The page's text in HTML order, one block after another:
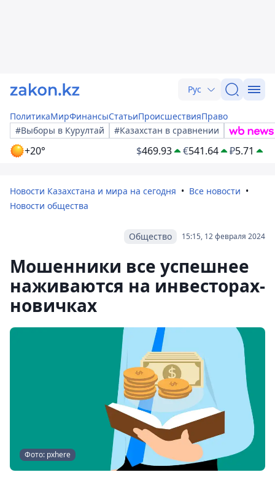
Рус
ПолитикаМирФинансыСтатьиПроисшествияПраво
#Выборы в Курултай
#Казахстан в сравнении
+20° $469.93 €541.64 ₽5.71
Новости Казахстана и мира на сегодня
Все новости
Новости общества
15:15, 12 февраля 2024
Общество
Мошенники все успешнее
наживаются на инвесторах-
новичках
Фото: pxhere